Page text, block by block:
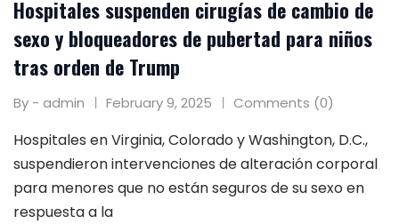
Hospitales suspenden cirugías de cambio de
sexo y bloqueadores de pubertad para niños
tras orden de Trump
By - admin February 9, 2025 Comments (0)
Hospitales en Virginia, Colorado y Washington, D.C.,
suspendieron intervenciones de alteración corporal
para menores que no están seguros de su sexo en
respuesta a la